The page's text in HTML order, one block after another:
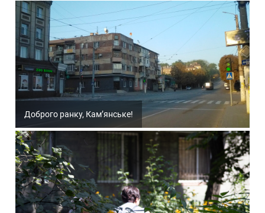
Доброго ранку, Кам’янське!